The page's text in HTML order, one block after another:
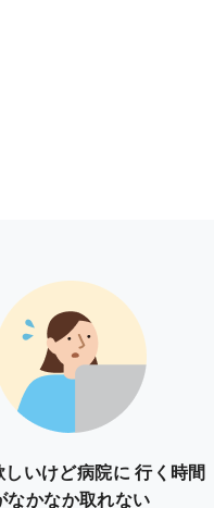
しいけど病院に 行く時間
なかなか取れない